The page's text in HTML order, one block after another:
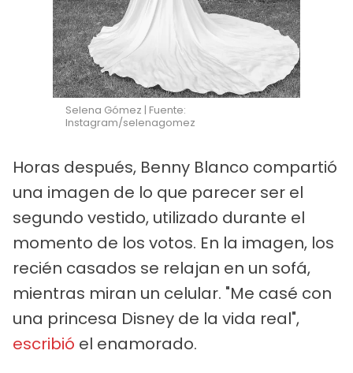
Selena Gómez | Fuente:
Instagram/selenagomez
Horas después, Benny Blanco compartió
una imagen de lo que parecer ser el
segundo vestido, utilizado durante el
momento de los votos. En la imagen, los
recién casados se relajan en un sofá,
mientras miran un celular. "Me casé con
una princesa Disney de la vida real",
escribió el enamorado.